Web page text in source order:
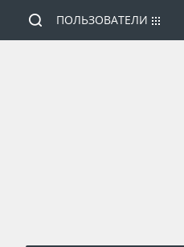
ПОЛЬЗОВАТЕЛИ